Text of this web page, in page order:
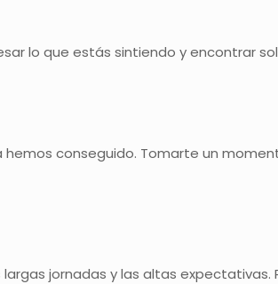
lo que estás sintiendo y encontrar
conseguido. Tomarte un
jornadas y las altas expectativas.